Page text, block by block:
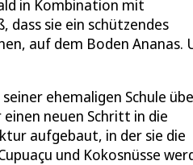
in Kombination mit
sie ein schützendes
auf dem Boden Ananas.
ehemaligen Schule
neuen Schritt in die
aufgebaut, in der sie die
und Kokosnüsse